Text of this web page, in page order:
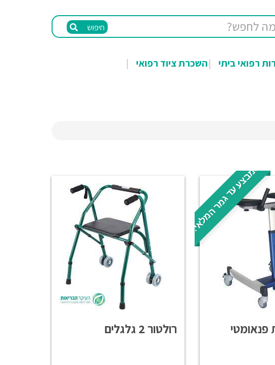
חיפוש
רפואי ביתי
השכרת ציוד רפואי
במבצע עד גמר המלאי.
פנאומטי רולטור 2 גלגלים